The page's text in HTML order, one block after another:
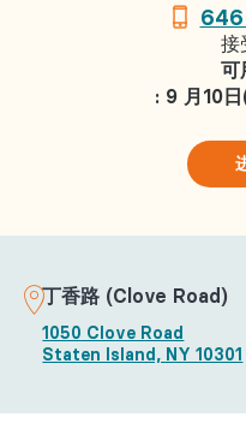
接
可
: 9 月10
丁香路 (Clove Road)
1050 Clove Road
Staten Island, NY 10301